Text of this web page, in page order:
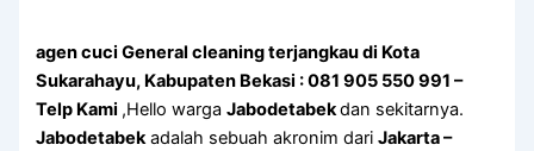
agen cuci General cleaning terjangkau di Kota
Sukarahayu, Kabupaten Bekasi : 081 905 550 991 –
Telp Kami ,Hello wargaJabodetabekdan sekitarnya.
Jabodetabekadalah sebuah akronim dariJakarta –